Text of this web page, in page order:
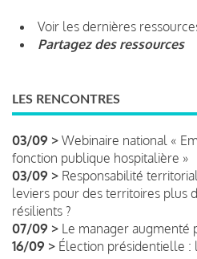
Voir les dernières
Partagez des ressources
LES RENCONTRES
03/09 > Webinaire national «
fonction publique hospitalière »
03/09 > Responsabilité
leviers pour des territoires plus
résilients ?
07/09 > Le manager augmenté
16/09 > Élection présidentielle :